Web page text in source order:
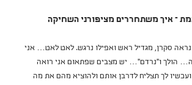
– איך משתחררים מציפורני השחיקה
סקרן, מגדיל ראש ואפילו נרגש. לאט לאט… אני
הולך ו"נרדם"… יש מצבים שפתאום אני רואה
ועכשיו לך תצליח לדרבן אותם ולהוציא מהם את מה